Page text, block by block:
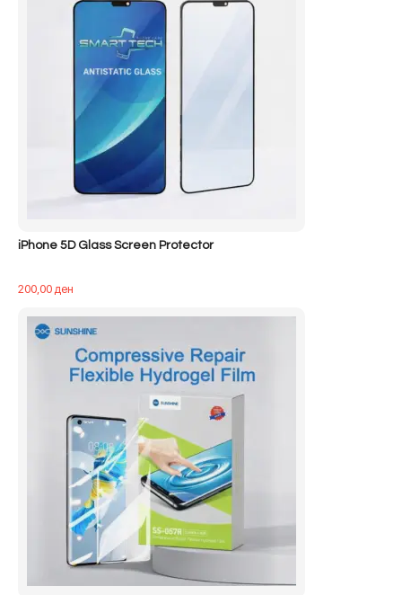
iPhone 5D Glass Screen Protector
200,00ден